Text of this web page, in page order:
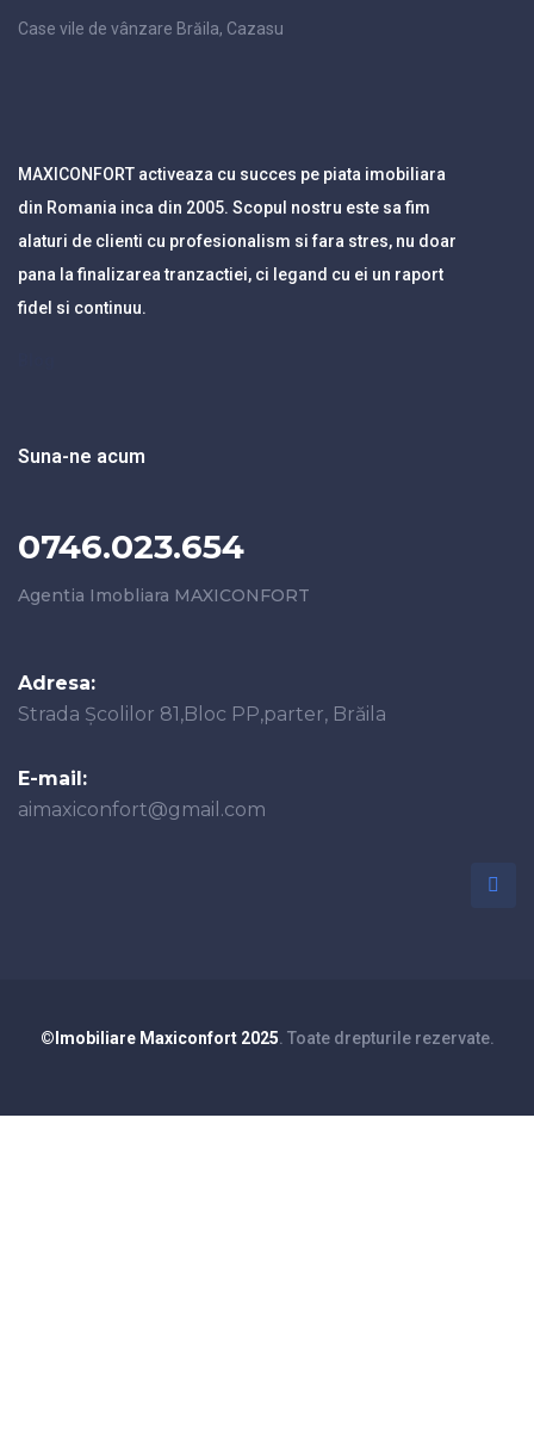
Case vile de vânzare Brăila, Cazasu
MAXICONFORT activeaza cu succes pe piata imobiliara
din Romania inca din 2005. Scopul nostru este sa fim
alaturi de clienti cu profesionalism si fara stres, nu doar
pana la finalizarea tranzactiei, ci legand cu ei un raport
fidel si continuu.
Suna-ne acum
0746.023.654
Agentia Imobliara MAXICONFORT
Adresa:
Strada Școlilor 81,Bloc PP,parter, Brăila
E-mail:
aimaxiconfort@gmail.com
©Imobiliare Maxiconfort 2025. Toate drepturile rezervate.